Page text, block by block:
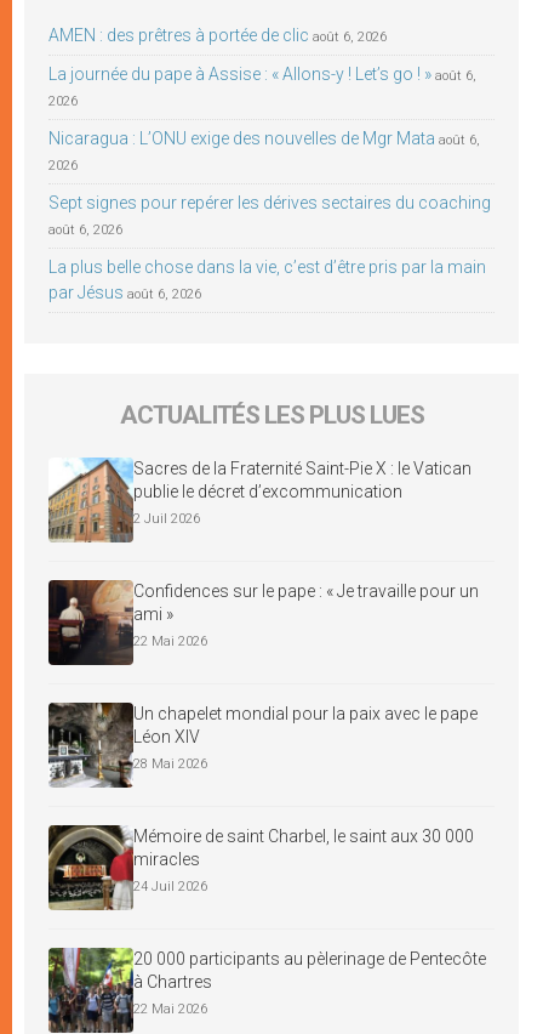
AMEN : des prêtres à portée de clic août 6, 2026
La journée du pape à Assise : « Allons-y ! Let’s go ! » août 6,
2026
Nicaragua : L’ONU exige des nouvelles de Mgr Mata août 6,
2026
Sept signes pour repérer les dérives sectaires du coaching
août 6, 2026
La plus belle chose dans la vie, c’est d’être pris par la main
par Jésus août 6, 2026
ACTUALITÉS LES PLUS LUES
Sacres de la Fraternité Saint-Pie X : le Vatican
publie le décret d’excommunication
2 Juil 2026
Confidences sur le pape : « Je travaille pour un
ami »
22 Mai 2026
Un chapelet mondial pour la paix avec le pape
Léon XIV
28 Mai 2026
Mémoire de saint Charbel, le saint aux 30 000
miracles
24 Juil 2026
20 000 participants au pèlerinage de Pentecôte
à Chartres
22 Mai 2026